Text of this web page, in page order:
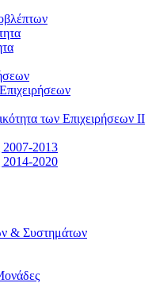
των Επιχειρήσεων ΙΙ
2007-2013
2014-2020
& Συστημάτων